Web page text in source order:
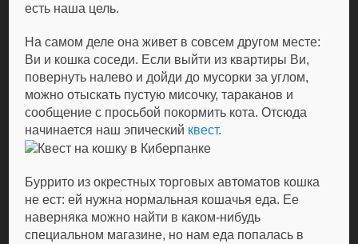
есть наша цель.
На самом деле она живет в совсем другом месте:
Ви и кошка соседи. Если выйти из квартиры Ви,
повернуть налево и дойди до мусорки за углом,
можно отыскать пустую мисочку, тараканов и
сообщение с просьбой покормить кота. Отсюда
начинается наш эпический квест.
Буррито из окрестных торговых автоматов кошка
не ест: ей нужна нормальная кошачья еда. Ее
наверняка можно найти в каком-нибудь
специальном магазине, но нам еда попалась в